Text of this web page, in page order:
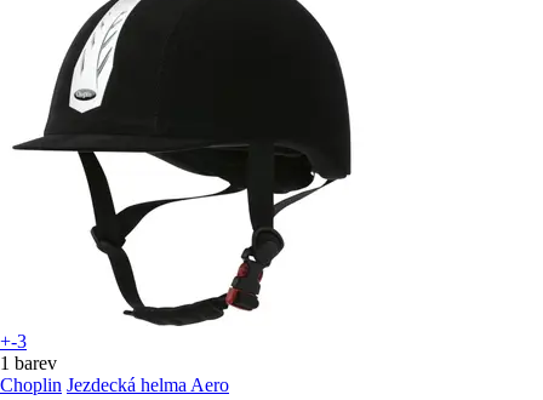
+-3
1 barev
Choplin Jezdecká helma Aero